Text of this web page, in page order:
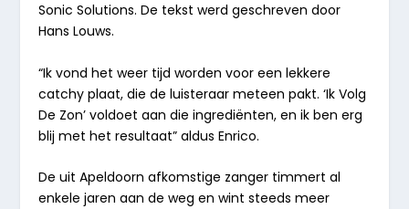
Sonic Solutions. De tekst werd geschreven door
Hans Louws.
“Ik vond het weer tijd worden voor een lekkere
catchy plaat, die de luisteraar meteen pakt. ‘Ik Volg
De Zon’ voldoet aan die ingrediënten, en ik ben erg
blij met het resultaat” aldus Enrico.
De uit Apeldoorn afkomstige zanger timmert al
enkele jaren aan de weg en wint steeds meer